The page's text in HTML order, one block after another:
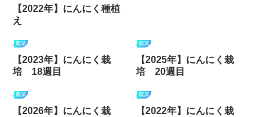
【2022年】にんにく種植
え
農業
【2023年】にんにく栽
培 18週目
農業
【2025年】にんにく栽
培 20週目
農業
【2026年】にんにく栽
農業
【2022年】にんにく栽